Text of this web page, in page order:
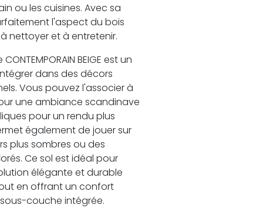
ou les cuisines. Avec sa
l'aspect du bois
nettoyer et à entretenir.
BEIGE est un
dans des décors
Vous pouvez l'associer à
une ambiance scandinave
pour un rendu plus
également de jouer sur
plus sombres ou des
Ce sol est idéal pour
élégante et durable
en offrant un confort
couche intégrée.